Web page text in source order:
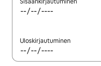
Uloskirjautuminen